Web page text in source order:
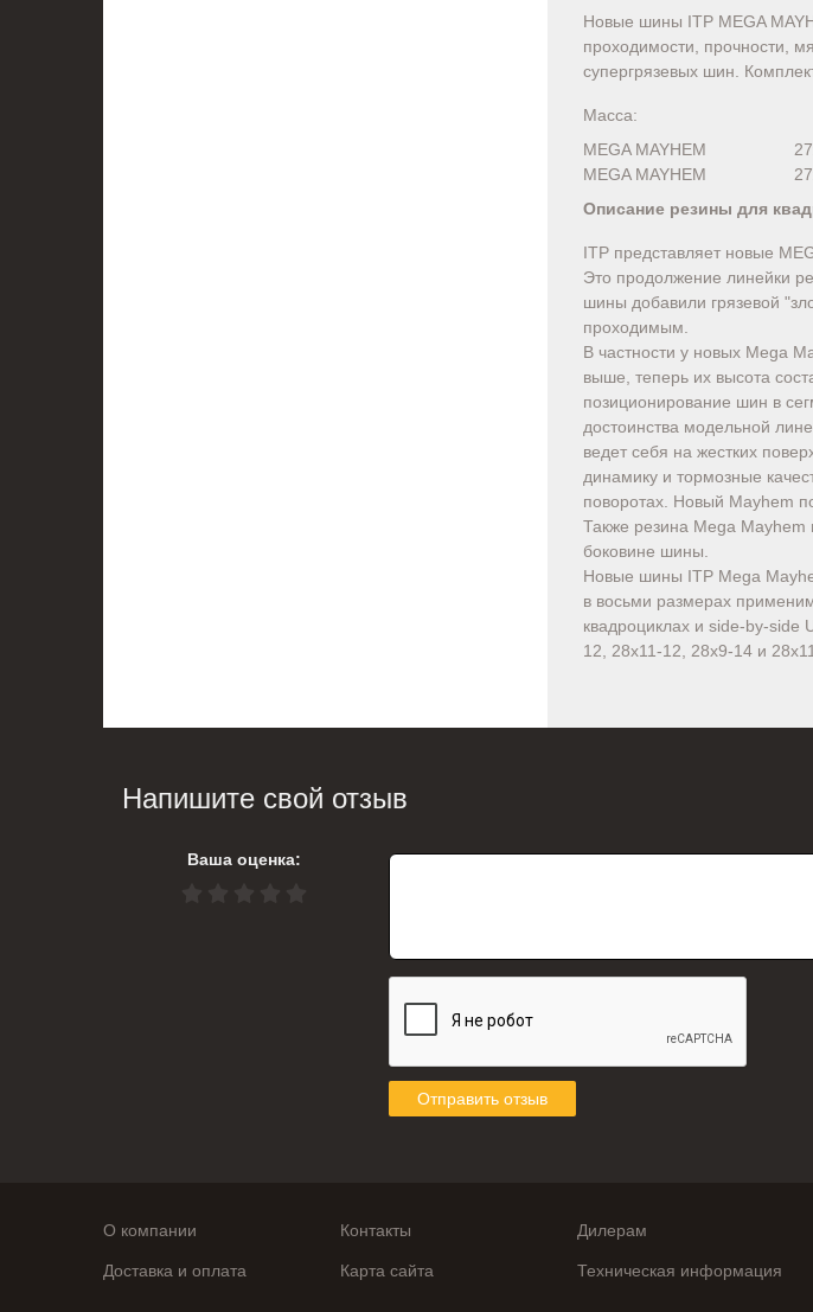
Новые шины ITP MEGA
проходимости, прочности,
супергрязевых шин.
Масса:
MEGA MAYHEM
MEGA MAYHEM
Описание резины для
ITP представляет новые
Это продолжение линейки
шины добавили грязевой
проходимым.
В частности у новых Mega
выше, теперь их высота
позиционирование шин в
достоинства модельной
ведет себя на жестких
динамику и тормозные
поворотах. Новый Mayhem
Также резина Mega
боковине шины.
Новые шины ITP Mega
в восьми размерах
квадроциклах и side-by-side
12, 28x11-12, 28x9-14 и
Напишите свой отзыв
Ваша оценка:
Отправить отзыв
О компании Контакты Дилерам
Доставка и оплата Карта сайта Техническая информация